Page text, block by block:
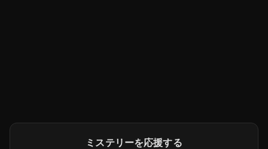
ミステリーを応援する